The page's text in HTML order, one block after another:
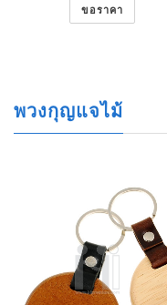
ขอราคา
พวงกุญแจไม้